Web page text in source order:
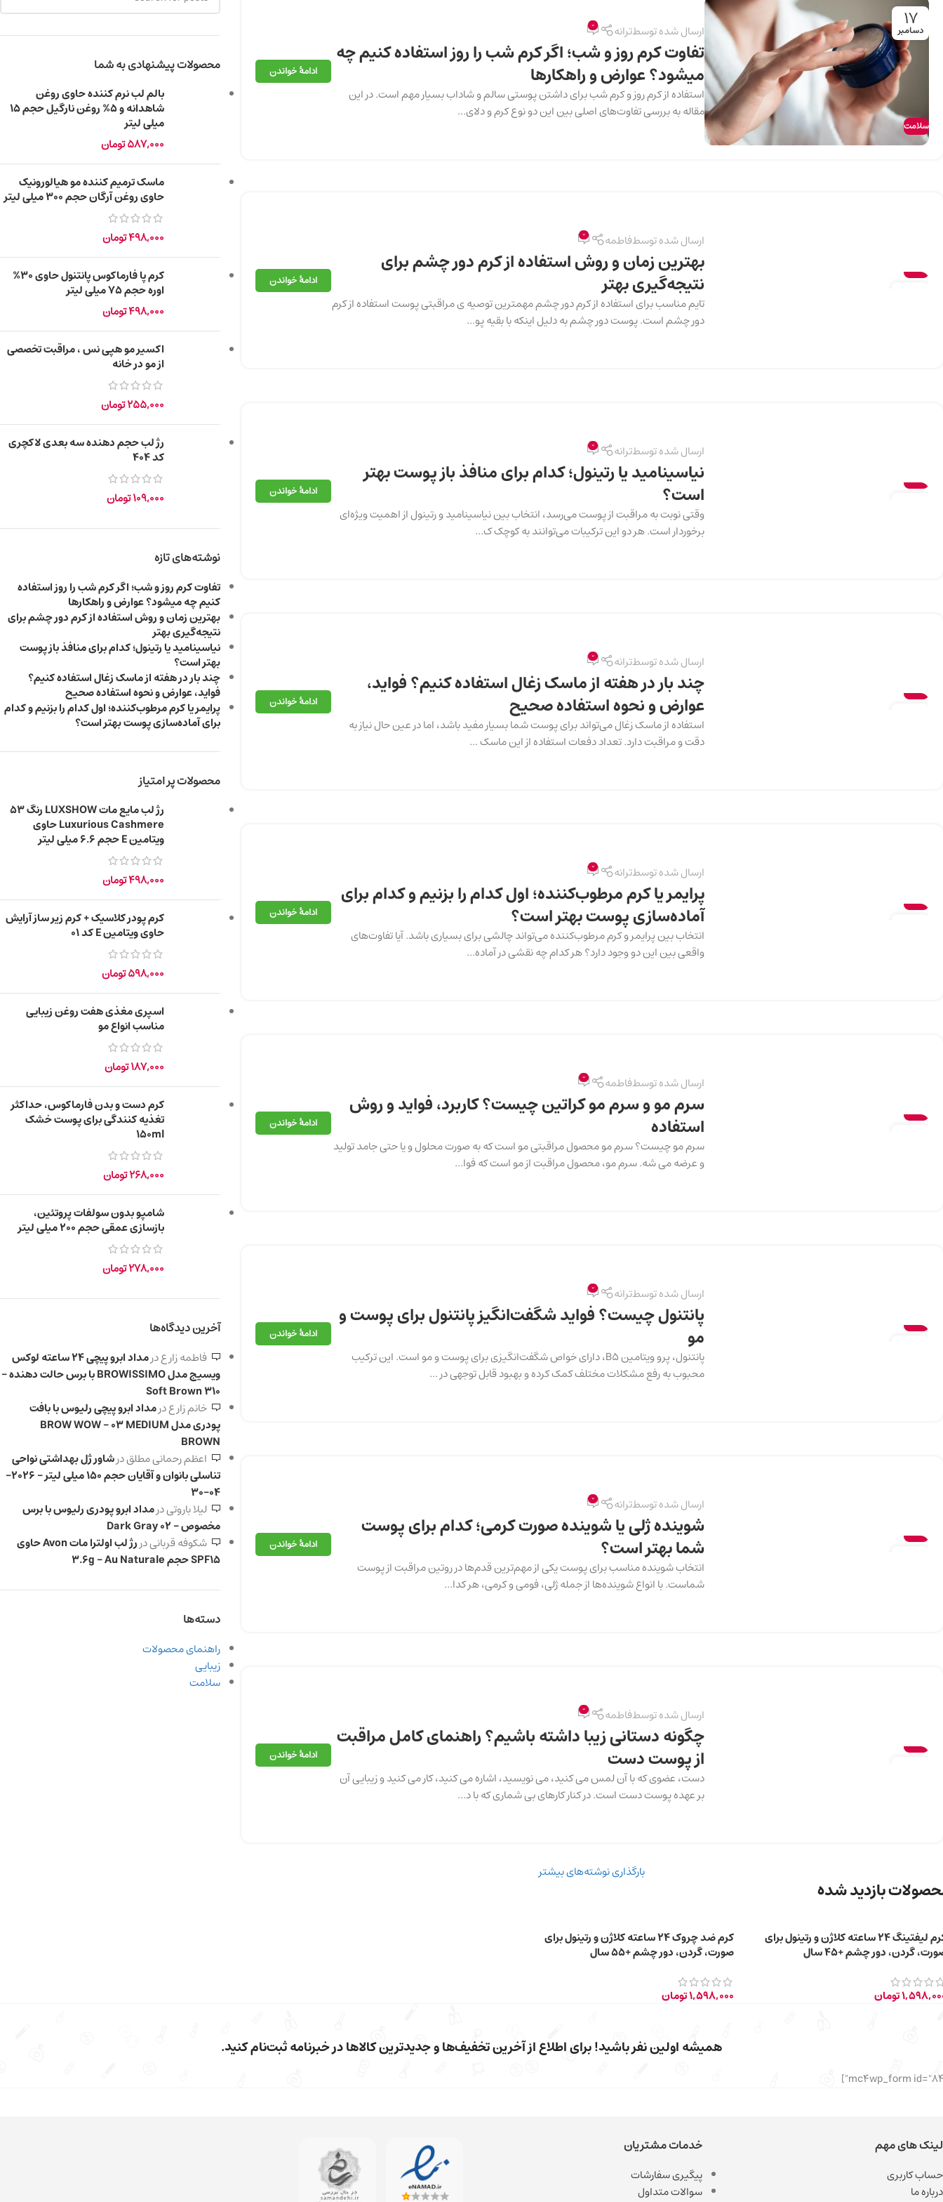
17
دسامبر
سلامت
ارسال شده توسطترانه 0
تفاوت کرم روز و شب؛ اگر کرم شب را روز استفاده کنیم چه
میشود؟ عوارض و راهکارها
استفاده از کرم روز و کرم شب برای داشتن پوستی سالم و شاداب بسیار مهم است. در این
مقاله به بررسی تفاوت‌های اصلی بین این دو نوع کرم و دلای...
ادامهٔ خواندن
سلامت
ارسال شده توسطفاطمه 0
بهترین زمان و روش استفاده از کرم دور چشم برای
نتیجه‌گیری بهتر
تایم مناسب برای استفاده از کرم دور چشم مهمترین توصیه‌ ی مراقبتی پوست استفاده از کرم
دور چشم است. پوست دور چشم به دلیل اینکه با بقیه پو...
ادامهٔ خواندن
سلامت
ارسال شده توسطترانه 0
نیاسینامید یا رتینول؛ کدام برای منافذ باز پوست بهتر
است؟
وقتی نوبت به مراقبت از پوست می‌رسد، انتخاب بین نیاسینامید و رتینول از اهمیت ویژه‌ای
برخوردار است. هر دو این ترکیبات می‌توانند به کوچک ک...
ادامهٔ خواندن
سلامت
ارسال شده توسطترانه 0
چند بار در هفته از ماسک زغال استفاده کنیم؟ فواید،
عوارض و نحوه استفاده صحیح
استفاده از ماسک زغال می‌تواند برای پوست شما بسیار مفید باشد، اما در عین حال نیاز به
دقت و مراقبت دارد. تعداد دفعات استفاده از این ماسک ...
ادامهٔ خواندن
سلامت
ارسال شده توسطترانه 0
پرایمر یا کرم مرطوب‌کننده؛ اول کدام را بزنیم و کدام برای
آماده‌سازی پوست بهتر است؟
انتخاب بین پرایمر و کرم مرطوب‌کننده می‌تواند چالشی برای بسیاری باشد. آیا تفاوت‌های
واقعی بین این دو وجود دارد؟ هر کدام چه نقشی در آماده...
ادامهٔ خواندن
سلامت
ارسال شده توسطفاطمه 0
سرم مو و سرم مو کراتین چیست؟ کاربرد، فواید و روش
استفاده
سرم مو چیست؟ سرم مو محصول مراقبتی مو است که به صورت محلول و یا حتی جامد تولید
و عرضه می شه. سرم مو، محصول مراقبت از مو است که فوا...
ادامهٔ خواندن
سلامت
ارسال شده توسطترانه 0
پانتنول چیست؟ فواید شگفت‌انگیز پانتنول برای پوست و
مو
پانتنول، پرو ویتامین B5، دارای خواص شگفت‌انگیزی برای پوست و مو است. این ترکیب
محبوب به رفع مشکلات مختلف کمک کرده و بهبود قابل توجهی در ...
ادامهٔ خواندن
سلامت
ارسال شده توسطترانه 0
شوینده ژلی یا شوینده صورت کرمی؛ کدام برای پوست
شما بهتر است؟
انتخاب شوینده مناسب برای پوست یکی از مهم‌ترین قدم‌ها در روتین مراقبت از پوست
شماست. با انواع شوینده‌ها از جمله ژلی، فومی و کرمی، هر کدا...
ادامهٔ خواندن
سلامت
ارسال شده توسطفاطمه 0
چگونه دستانی زیبا داشته باشیم؟ راهنمای کامل مراقبت
از پوست دست
دست، عضوی که با آن لمس می کنید، می نویسید، اشاره می کنید، کار می کنید و زیبایی آن
بر عهده پوست دست است. در کنار کارهای بی شماری که با د...
ادامهٔ خواندن
بارگذاری نوشته‌های بیشتر
محصولات پیشنهادی به شما
بالم لب نرم‌ کننده حاوی روغن
شاهدانه و 5% روغن نارگیل حجم 15
میلی‌ لیتر
587,000تومان
ماسک ترمیم کننده مو هیالورونیک
حاوی روغن آرگان حجم ۳۰۰ میلی لیتر
498,000تومان
کرم پا فارماکوس پانتنول حاوی 30%
اوره حجم 75 میلی‌ لیتر
498,000تومان
اکسیر مو هپی نس ، مراقبت تخصصی
از مو در خانه
255,000تومان
رژ لب حجم دهنده سه بعدی لاکچری
کد 404
109,000تومان
نوشته‌های تازه
تفاوت کرم روز و شب؛ اگر کرم شب را روز استفاده
کنیم چه میشود؟ عوارض و راهکارها
بهترین زمان و روش استفاده از کرم دور چشم برای
نتیجه‌گیری بهتر
نیاسینامید یا رتینول؛ کدام برای منافذ باز پوست
بهتر است؟
چند بار در هفته از ماسک زغال استفاده کنیم؟
فواید، عوارض و نحوه استفاده صحیح
پرایمر یا کرم مرطوب‌کننده؛ اول کدام را بزنیم و کدام
برای آماده‌سازی پوست بهتر است؟
محصولات پر امتیاز
رژ لب مایع مات LUXSHOW رنگ 53
Luxurious Cashmere حاوی
ویتامین E حجم 6.6 میلی‌ لیتر
498,000تومان
کرم پودر کلاسیک + کرم زیر ساز آرایش
حاوی ویتامین E کد 01
598,000تومان
اسپری مغذی هفت روغن زیبایی
مناسب انواع مو
187,000تومان
کرم دست و بدن فارماکوس، حداکثر
تغذیه کنندگی برای پوست خشک
150ml
268,000تومان
شامپو بدون سولفات پروتئین،
بازسازی عمقی حجم ۲۰۰ میلی لیتر
278,000تومان
آخرین دیدگاه‌ها
فاطمه زارعدر
مداد ابرو پیچی 24 ساعته لوکس
ویسیج مدل BROWISSIMO با برس حالت دهنده –
310 Soft Brown
خانم زارعدرمداد ابرو پیچی رلیوس با بافت
پودری مدل BROW WOW – 03 MEDIUM
BROWN
اعظم رحمانی مطلقدرشاور ژل بهداشتی نواحی
تناسلی بانوان و آقایان حجم 150 میلی لیتر – 2026-
04-30
لیلا باروتیدرمداد ابرو پودری رلیوس با برس
مخصوص – 02 Dark Gray
شکوفه قربانیدر
رژ لب اولترا مات Avon حاوی
SPF15 حجم 3.6g – Au Naturale
دسته‌ها
راهنمای محصولات
زیبایی
سلامت
بازدید شده​
کرم لیفتینگ ۲۴ ساعته کلاژن و رتینول برای
گردن، دور چشم +45 سال
تومان
کرم ضد چروک ۲۴ ساعته کلاژن و رتینول برای
صورت، گردن، دور چشم +55 سال
1,598,000تومان
همیشه اولین نفر باشید! برای اطلاع از آخرین تخفیف‌ها و جدیدترین کالاها در خبرنامه ثبت‌نام کنید.
لینک های مهم
حساب کاربری
درباره ما
خدمات مشتریان
پیگیری سفارشات
سوالات متداول